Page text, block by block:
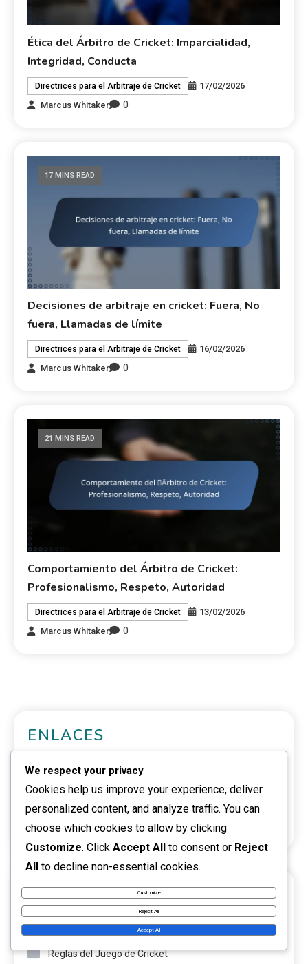
Ética del Árbitro de Cricket: Imparcialidad,
Integridad, Conducta
Directrices para el Arbitraje de Cricket
17/02/2026
Marcus Whitaker
0
17 MINS READ
Decisiones de arbitraje en cricket: Fuera, No
fuera, Llamadas de límite
Directrices para el Arbitraje de Cricket
16/02/2026
Marcus Whitaker
0
21 MINS READ
Comportamiento del Árbitro de Cricket:
Profesionalismo, Respeto, Autoridad
Directrices para el Arbitraje de Cricket
13/02/2026
Marcus Whitaker
0
ENLACES
Todas las publicaciones
Quiénes somos
Ponte en contacto
CATEGORÍAS
Directrices para el Arbitraje de Cricket
Reglas del Juego de Cricket
We respect your privacy
Cookies help us improve your experience, deliver
personalized content, and analyze traffic. You can
choose which cookies to allow by clicking
Customize. Click Accept All to consent or Reject
All to decline non-essential cookies.
Customize
Reject All
Accept All